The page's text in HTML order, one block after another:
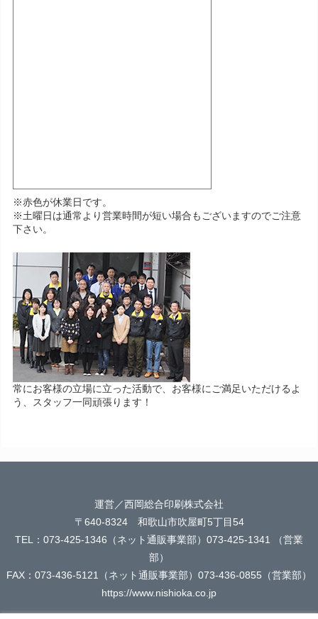
※赤色が休業日です。
※土曜日は通常より営業時間が短い場合もございますのでご注意
下さい。
常にお客様の立場に立った活動で、お客様にご満足いただけるよ
う、スタッフ一同頑張ります！
運営／西岡総合印刷株式会社
〒640-8324 和歌山市吹屋町5丁目54
TEL：073-425-1346（ネット通販事業部）073-425-1341 （営業
部）
FAX：073-436-5121（ネット通販事業部）073-436-0855（営業部）
https://www.nishioka.co.jp